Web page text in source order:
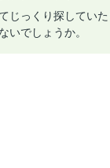
じっくり探してい
いでしょうか。